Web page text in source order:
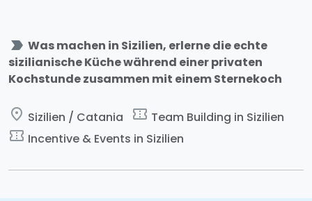
label_important Was machen in Sizilien, erlerne die echte
sizilianische Küche während einer privaten
Kochstunde zusammen mit einem Sternekoch
place Sizilien / Catania confirmation_number Team Building in Sizilien
confirmation_number Incentive & Events in Sizilien